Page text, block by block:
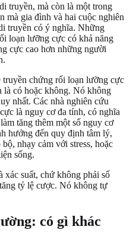
truyền, mà còn là một trong
mà gia đình và hai cuộc nghiên
truyền có ý nghĩa. Những
loạn lưỡng cực có khả năng
cực cao hơn những người
chứng rối loạn lưỡng cực
là có hoặc không. Nó không
nhất. Các nhà nghiên cứu
là nguy cơ đa tính, có nghĩa
tăng thêm một số nguy cơ
hưởng đến quy định tâm lý,
nhạy cảm với stress, hoặc
sống.
xác suất, chứ không phải số
tỷ lệ cược. Nó không tự
có gì khác